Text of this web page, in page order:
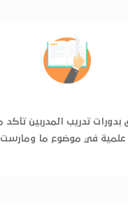
بدورات تدريب المدربين
علمية في موضوع ما ومارست